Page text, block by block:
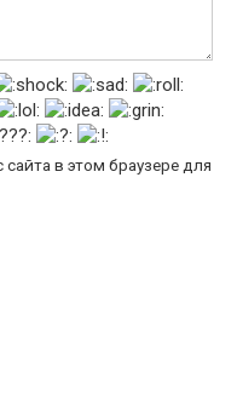
в этом браузере для